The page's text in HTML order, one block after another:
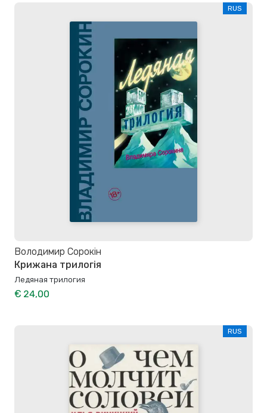
RUS
Володимир Сорокін
Крижана трилогія
Ледяная трилогия
€ 24,00
RUS